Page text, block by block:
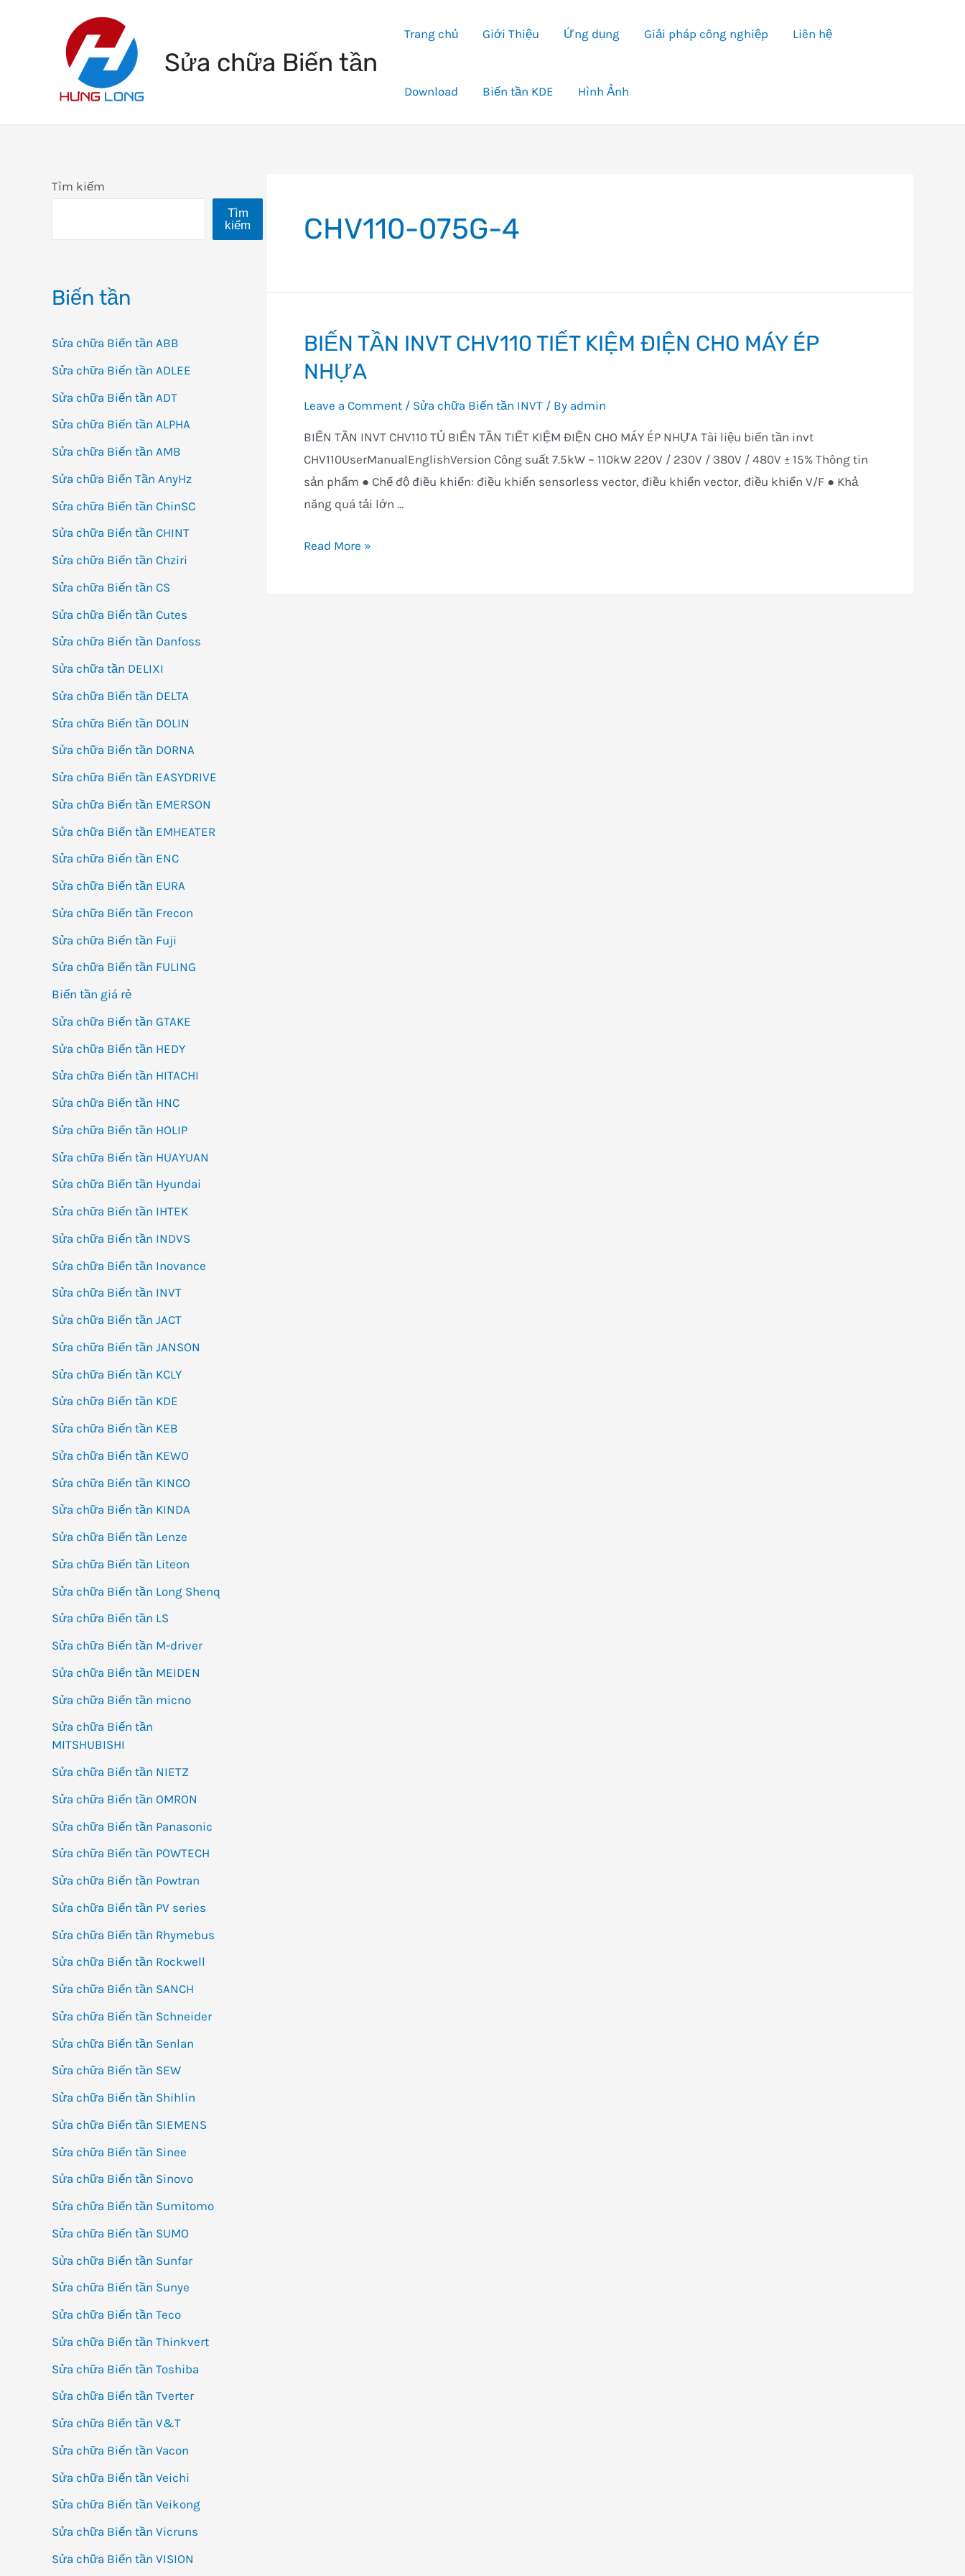
Sửa chữa Biến tần
Trang chủ Giới Thiệu Ứng dụng Giải pháp công nghiệp Liên hệ
Download Biến tần KDE Hình Ảnh
Tìm kiếm
Tìm
kiếm
Biến tần
Sửa chữa Biến tần ABB
Sửa chữa Biến tần ADLEE
Sửa chữa Biến tần ADT
Sửa chữa Biến tần ALPHA
Sửa chữa Biến tần AMB
Sửa chữa Biến Tần AnyHz
Sửa chữa Biến tần ChinSC
Sửa chữa Biến tần CHINT
Sửa chữa Biến tần Chziri
Sửa chữa Biến tần CS
Sửa chữa Biến tần Cutes
Sửa chữa Biến tần Danfoss
Sửa chữa tần DELIXI
Sửa chữa Biến tần DELTA
Sửa chữa Biến tần DOLIN
Sửa chữa Biến tần DORNA
Sửa chữa Biến tần EASYDRIVE
Sửa chữa Biến tần EMERSON
Sửa chữa Biến tần EMHEATER
Sửa chữa Biến tần ENC
Sửa chữa Biến tần EURA
Sửa chữa Biến tần Frecon
Sửa chữa Biến tần Fuji
Sửa chữa Biến tần FULING
Biến tần giá rẻ
Sửa chữa Biến tần GTAKE
Sửa chữa Biến tần HEDY
Sửa chữa Biến tần HITACHI
Sửa chữa Biến tần HNC
Sửa chữa Biến tần HOLIP
Sửa chữa Biến tần HUAYUAN
Sửa chữa Biến tần Hyundai
Sửa chữa Biến tần IHTEK
Sửa chữa Biến tần INDVS
Sửa chữa Biến tần Inovance
Sửa chữa Biến tần INVT
Sửa chữa Biến tần JACT
Sửa chữa Biến tần JANSON
Sửa chữa Biến tần KCLY
Sửa chữa Biến tần KDE
Sửa chữa Biến tần KEB
Sửa chữa Biến tần KEWO
Sửa chữa Biến tần KINCO
Sửa chữa Biến tần KINDA
Sửa chữa Biến tần Lenze
Sửa chữa Biến tần Liteon
Sửa chữa Biến tần Long Shenq
Sửa chữa Biến tần LS
Sửa chữa Biến tần M-driver
Sửa chữa Biến tần MEIDEN
Sửa chữa Biến tần micno
Sửa chữa Biến tần
MITSHUBISHI
Sửa chữa Biến tần NIETZ
Sửa chữa Biến tần OMRON
Sửa chữa Biến tần Panasonic
Sửa chữa Biến tần POWTECH
Sửa chữa Biến tần Powtran
Sửa chữa Biến tần PV series
Sửa chữa Biến tần Rhymebus
Sửa chữa Biến tần Rockwell
Sửa chữa Biến tần SANCH
Sửa chữa Biến tần Schneider
Sửa chữa Biến tần Senlan
Sửa chữa Biến tần SEW
Sửa chữa Biến tần Shihlin
Sửa chữa Biến tần SIEMENS
Sửa chữa Biến tần Sinee
Sửa chữa Biến tần Sinovo
Sửa chữa Biến tần Sumitomo
Sửa chữa Biến tần SUMO
Sửa chữa Biến tần Sunfar
Sửa chữa Biến tần Sunye
Sửa chữa Biến tần Teco
Sửa chữa Biến tần Thinkvert
Sửa chữa Biến tần Toshiba
Sửa chữa Biến tần Tverter
Sửa chữa Biến tần V&T
Sửa chữa Biến tần Vacon
Sửa chữa Biến tần Veichi
Sửa chữa Biến tần Veikong
Sửa chữa Biến tần Vicruns
Sửa chữa Biến tần VISION
CHV110-075G-4
BIẾN TẦN INVT CHV110 TIẾT KIỆM ĐIỆN CHO MÁY ÉP
NHỰA
Leave a Comment / Sửa chữa Biến tần INVT / By admin
BIẾN TẦN INVT CHV110 TỦ BIẾN TẦN TIẾT KIỆM ĐIỆN CHO MÁY ÉP NHỰA Tài liệu biến tần invt
CHV110UserManualEnglishVersion Công suất 7.5kW ~ 110kW 220V / 230V / 380V / 480V ± 15% Thông tin
sản phẩm ● Chế độ điều khiển: điều khiển sensorless vector, điều khiển vector, điều khiển V/F ● Khả
năng quá tải lớn …
BIẾN
Read More »